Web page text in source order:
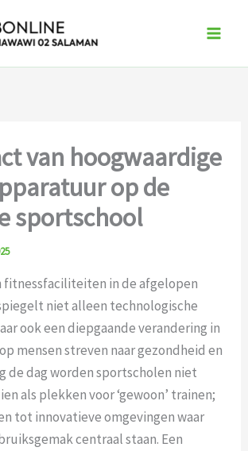
van hoogwaardige
op de
sportschool
fitnessfaciliteiten in de afgelopen
niet alleen technologische
ook een diepgaande verandering in
mensen streven naar gezondheid en
de dag worden sportscholen niet
als plekken voor ‘gewoon’ trainen;
tot innovatieve omgevingen waar
centraal staan. Een